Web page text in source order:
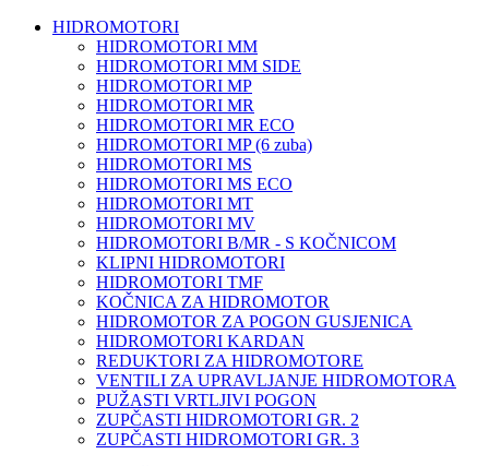
HIDROMOTORI
HIDROMOTORI MM
HIDROMOTORI MM SIDE
HIDROMOTORI MP
HIDROMOTORI MR
HIDROMOTORI MR ECO
HIDROMOTORI MP (6 zuba)
HIDROMOTORI MS
HIDROMOTORI MS ECO
HIDROMOTORI MT
HIDROMOTORI MV
HIDROMOTORI B/MR - S KOČNICOM
KLIPNI HIDROMOTORI
HIDROMOTORI TMF
KOČNICA ZA HIDROMOTOR
HIDROMOTOR ZA POGON GUSJENICA
HIDROMOTORI KARDAN
REDUKTORI ZA HIDROMOTORE
VENTILI ZA UPRAVLJANJE HIDROMOTORA
PUŽASTI VRTLJIVI POGON
ZUPČASTI HIDROMOTORI GR. 2
ZUPČASTI HIDROMOTORI GR. 3